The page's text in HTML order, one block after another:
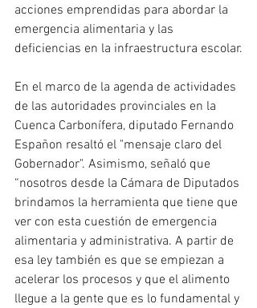
acciones emprendidas para abordar la
emergencia alimentaria y las
deficiencias en la infraestructura escolar.
En el marco de la agenda de actividades
de las autoridades provinciales en la
Cuenca Carbonífera, diputado Fernando
Españon resaltó el "mensaje claro del
Gobernador". Asimismo, señaló que
“nosotros desde la Cámara de Diputados
brindamos la herramienta que tiene que
ver con esta cuestión de emergencia
alimentaria y administrativa. A partir de
esa ley también es que se empiezan a
acelerar los procesos y que el alimento
llegue a la gente que es lo fundamental y